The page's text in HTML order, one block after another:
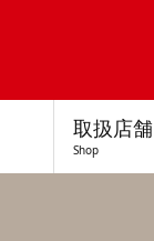
取扱店舗
Shop